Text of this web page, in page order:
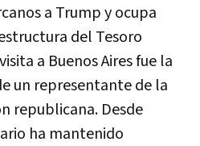
a Trump y ocupa
del Tesoro
a Buenos Aires fue la
un representante de la
republicana. Desde
ha mantenido